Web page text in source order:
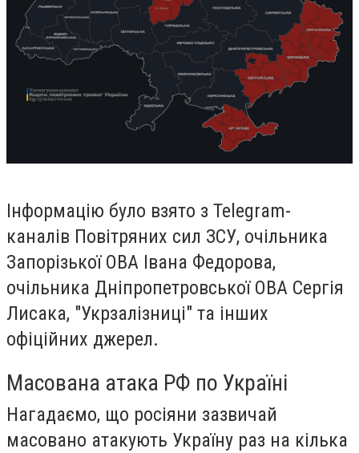
Інформацію було взято з Telegram-
каналів Повітряних сил ЗСУ, очільника
Запорізької ОВА Івана Федорова,
очільника Дніпропетровської ОВА Сергія
Лисака, "Укрзалізниці" та інших
офіційних джерел.
Масована атака РФ по Україні
Нагадаємо, що росіяни зазвичай
масовано атакують Україну раз на кілька